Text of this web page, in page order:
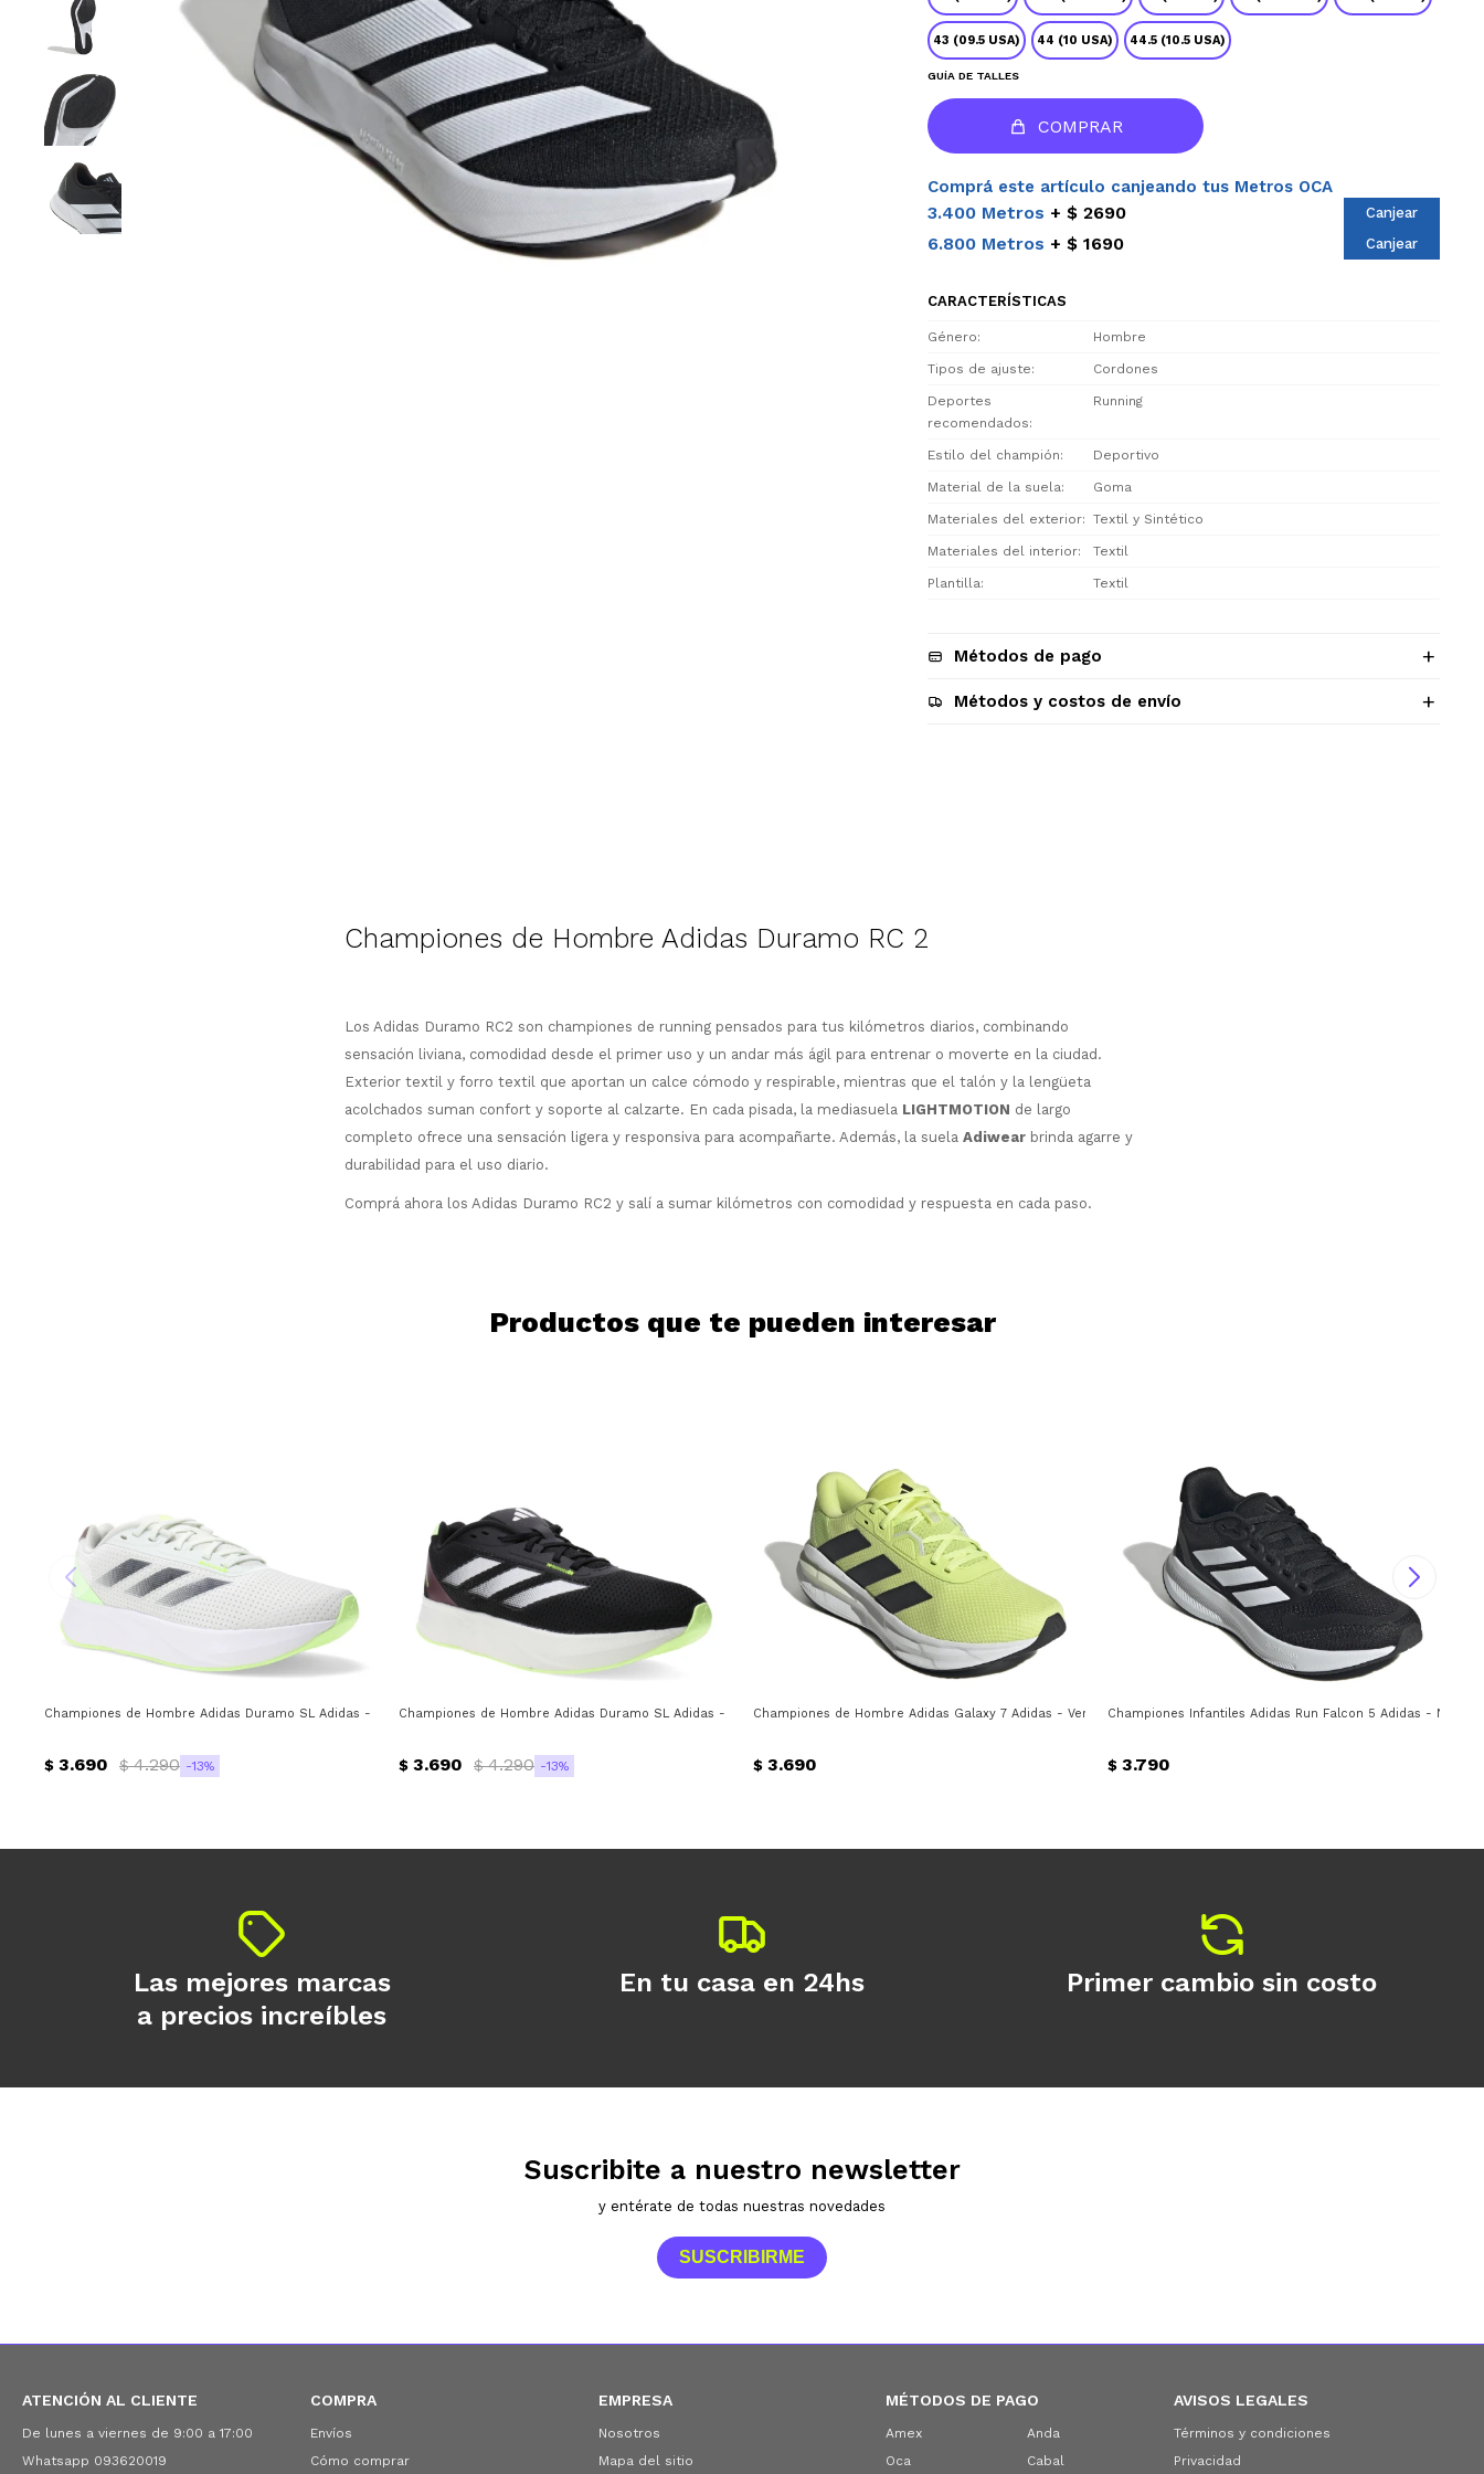
43 (09.5 USA) 44 (10 USA) 44.5 (10.5 USA)
GUÍA DE TALLES
COMPRAR
Comprá este artículo canjeando tus Metros OCA
3.400 Metros $ 2690 Canjear
6.800 Metros $ 1690 Canjear
CARACTERÍSTICAS
Género Hombre
Tipos de ajuste Cordones
Deportes
recomendados
Running
Estilo del champión Deportivo
Material de la suela Goma
Materiales del exterior Textil y Sintético
Materiales del interior Textil
Plantilla Textil
Métodos de pago
Métodos y costos de envío
Championes de Hombre Adidas Duramo RC 2
Los Adidas Duramo RC2 son championes de running pensados para tus kilómetros diarios, combinando
sensación liviana, comodidad desde el primer uso y un andar más ágil para entrenar o moverte en la ciudad.
Exterior textil y forro textil que aportan un calce cómodo y respirable, mientras que el talón y la lengüeta
acolchados suman confort y soporte al calzarte. En cada pisada, la mediasuela LIGHTMOTION de largo
completo ofrece una sensación ligera y responsiva para acompañarte. Además, la suela Adiwear brinda agarre y
durabilidad para el uso diario.
Comprá ahora los Adidas Duramo RC2 y salí a sumar kilómetros con comodidad y respuesta en cada paso.
Productos que te pueden interesar
Championes de Hombre Adidas Duramo SL Adidas - Gris - Negro - Verde Fluo
$ 3.690 $ 4.290 13
Championes de Hombre Adidas Duramo SL Adidas - Negro - Blanco - Verde Fluo
$ 3.690 $ 4.290 13
Championes de Hombre Adidas Galaxy 7 Adidas - Verde Lima - Negro
$ 3.690
Championes Infantiles Adidas Run Falcon 5 Adidas - Negro
$ 3.790
ATENCIÓN AL CLIENTE
De lunes a viernes de 9:00 a 17:00
Whatsapp 093620019
COMPRA
Envíos
Cómo comprar
EMPRESA
Nosotros
Mapa del sitio
MÉTODOS DE PAGO
Amex
Oca
Anda
Cabal
AVISOS LEGALES
Términos y condiciones
Privacidad
Las mejores marcas
a precios increíbles
En tu casa en 24hs Primer cambio sin costo
Suscribite a nuestro newsletter
y entérate de todas nuestras novedades
SUSCRIBIRME
Comprá ahora y Pagá
Después, hasta en 12
tarjeta de crédito
comprar!
Comprá en 3 cuotas sin recargo o hasta
en 12 cuotas * ¡Solo con tu cédula!
Verifica si estás calificado para comprar
con Pago Después:
Estás calificado para comprar usando Pago
¡Tenés hasta
para comprar en las cuotas
* sujeto a aprobación crediticia. El monto
disponible puede variar por comercio
Parece que no tenes oferta, lamentamos
el inconveniente, por cualquier duda
¡Algo salió mal!